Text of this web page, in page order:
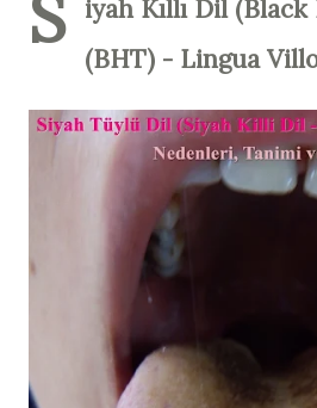
S
iyah Kıllı Dil
(BHT) - Lingua